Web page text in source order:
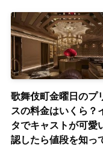
歌舞伎町金曜日のプ
スの料金はいくら？
タでキャストが可愛
認したら値段を知っ